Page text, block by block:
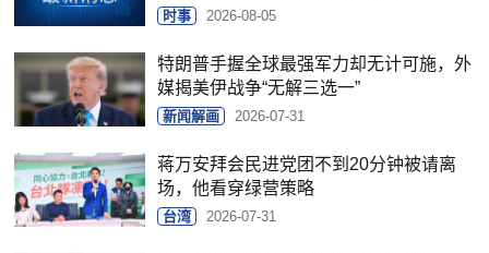
时事 2026-08-05
特朗普手握全球最强军力却无计可施，外
媒揭美伊战争“无解三选一”
新闻解画 2026-07-31
蒋万安拜会民进党团不到20分钟被请离
场，他看穿绿营策略
台湾 2026-07-31